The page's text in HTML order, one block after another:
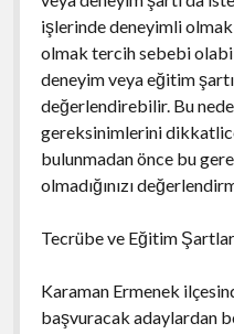
işlerinde deneyimli
olmak tercih sebebi
deneyim veya eğitim
değerlendirebilir. Bu
gereksinimlerini
bulunmadan önce bu
olmadığınızı
Tecrübe ve Eğitim
Karaman Ermenek
başvuracak adaylardan